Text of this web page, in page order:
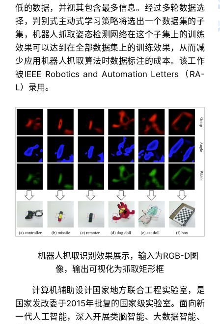
低的数据，并视其包含最多信息。经过多轮数据选
择，判别式主动式学习策略将选出一个数据集的子
集，机器人抓取姿态检测网络在这个子集上的训练
效果可以达到在全部数据集上的训练效果，从而减
少应用机器人抓取算法时数据标注的成本。该工作
被IEEE Robotics and Automation Letters（RA-
L）录用。
机器人抓取识别效果展示，输入为RGB-D图
像，输出可视化为抓取矩形框
计算机辅助设计国家地方联合工程实验室，是
国家发改委于2015年批复的国家级实验室。面向新
一代人工智能，深入开展类脑智能、大数据智能、